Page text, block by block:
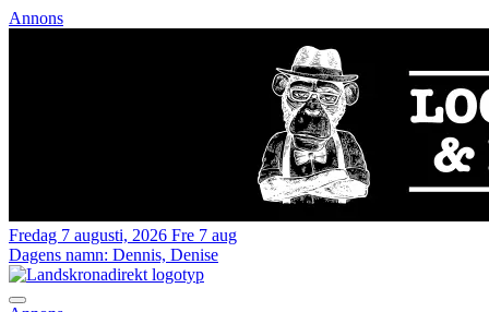
Annons
Fredag 7 augusti, 2026 Fre 7 aug
Dagens namn: Dennis, Denise